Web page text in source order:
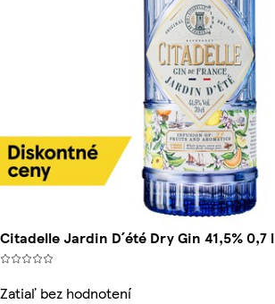
Citadelle Jardin D´été Dry Gin 41,5% 0,7 l
Zatiaľ bez hodnotení